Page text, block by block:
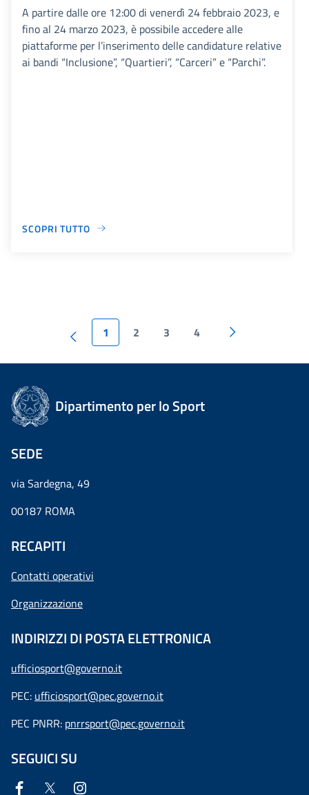
A partire dalle ore 12:00 di venerdì 24 febbraio 2023, e
fino al 24 marzo 2023, è possibile accedere alle
piattaforme per l’inserimento delle candidature relative
ai bandi “Inclusione”, “Quartieri”, “Carceri” e “Parchi”.
SCOPRI TUTTO
1 2 3 4
Dipartimento per lo Sport
SEDE
via Sardegna, 49
00187 ROMA
RECAPITI
Contatti operativi
Organizzazione
INDIRIZZI DI POSTA ELETTRONICA
ufficiosport@governo.it
PEC: ufficiosport@pec.governo.it
PEC PNRR: pnrrsport@pec.governo.it
SEGUICI SU